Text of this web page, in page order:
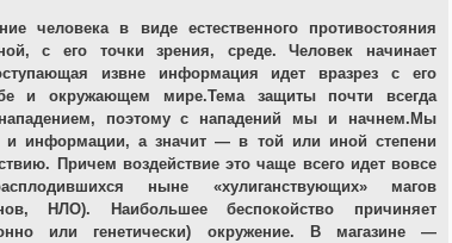
человека в виде естественного противостояния
с его точки зрения, среде. Человек начинает
извне информация идет вразрез с его
и окружающем мире.Тема защиты почти всегда
поэтому с нападений мы и начнем.Мы
и информации, а значит — в той или иной степени
Причем воздействие это чаще всего идет вовсе
ныне «хулиганствующих» магов
НЛО). Наибольшее беспокойство причиняет
или генетически) окружение. В магазине —